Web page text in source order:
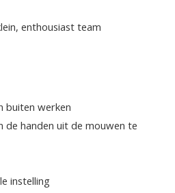
enthousiast team
buiten werken
de handen uit de mouwen te
instelling